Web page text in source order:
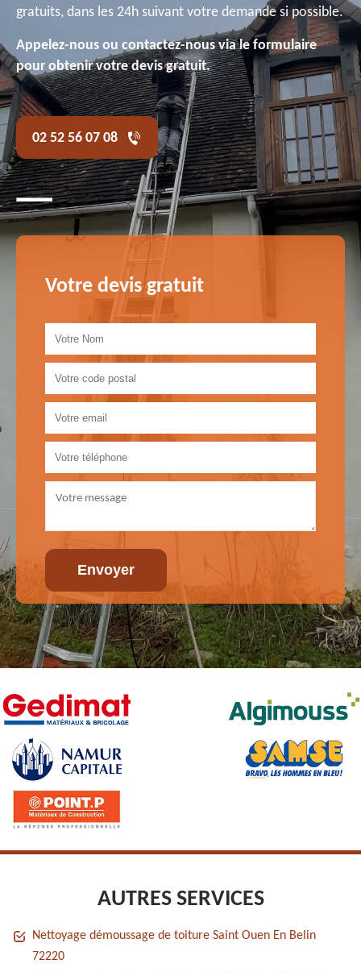
gratuits, dans les 24h suivant votre demande si possible.
Appelez-nous ou contactez-nous via le formulaire
pour obtenir votre devis gratuit.
02 52 56 07 08
Votre devis gratuit
AUTRES SERVICES
Nettoyage démoussage de toiture Saint Ouen En Belin
72220